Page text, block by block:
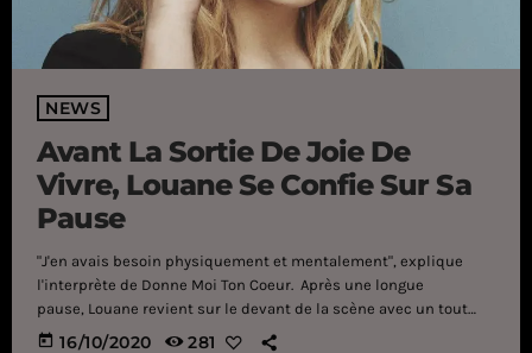
NEWS
Avant La Sortie De Joie De
Vivre, Louane Se Confie Sur Sa
Pause
"J'en avais besoin physiquement et mentalement", explique
l'interprète de Donne Moi Ton Coeur. Après une longue
pause, Louane revient sur le devant de la scène avec un tout
nouvel opus, Joie De Vivre. Porté les excellents Donne Moi Ton
today 16/10/2020 281